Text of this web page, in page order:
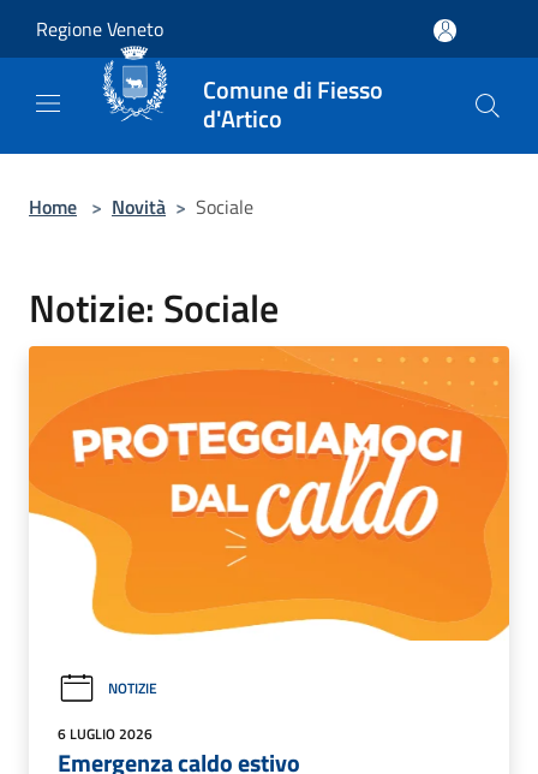
Regione Veneto
Comune di Fiesso
d'Artico
Home > Novità > Sociale
Notizie: Sociale
NOTIZIE
6 LUGLIO 2026
Emergenza caldo estivo